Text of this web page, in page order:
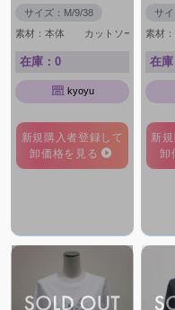
サイズ：M/9/38
素材：本体 カット
在庫：0
kyoyu
新規購入者登録して
卸価格を見る
サ
素
在
新
卸